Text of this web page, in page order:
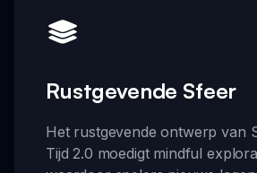
Rustgevende Sfeer
Het rustgevende ontwerp van
Tijd 2.0 moedigt mindful